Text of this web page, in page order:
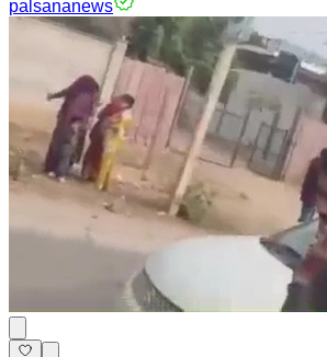
palsananews